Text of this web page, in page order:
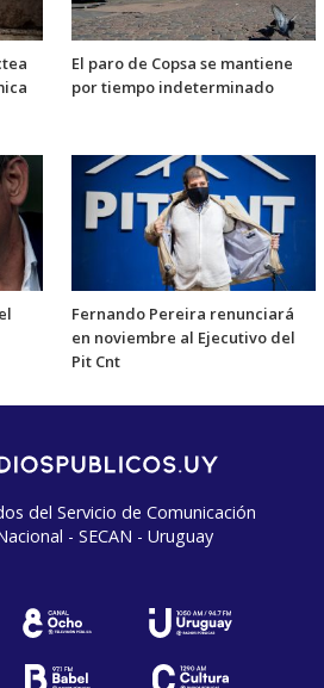
El paro de Copsa se mantiene
por tiempo indeterminado
Fernando Pereira renunciará
en noviembre al Ejecutivo del
Pit Cnt
del Servicio de Comunicación
- SECAN - Uruguay